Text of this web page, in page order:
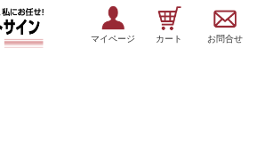
マイページ カート お問合せ